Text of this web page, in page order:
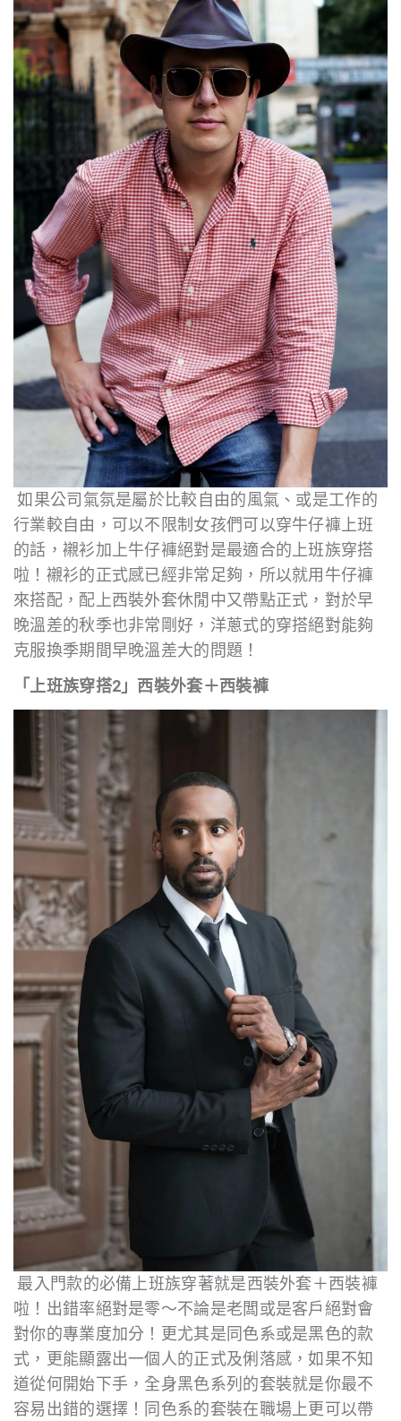
如果公司氣氛是屬於比較自由的風氣、或是工作的
行業較自由，可以不限制女孩們可以穿牛仔褲上班
的話，襯衫加上牛仔褲絕對是最適合的上班族穿搭
啦！襯衫的正式感已經非常足夠，所以就用牛仔褲
來搭配，配上西裝外套休閒中又帶點正式，對於早
晚溫差的秋季也非常剛好，洋蔥式的穿搭絕對能夠
克服換季期間早晚溫差大的問題！
「上班族穿搭2」西裝外套＋西裝褲
最入門款的必備上班族穿著就是西裝外套＋西裝褲
啦！出錯率絕對是零～不論是老闆或是客戶絕對會
對你的專業度加分！更尤其是同色系或是黑色的款
式，更能顯露出一個人的正式及俐落感，如果不知
道從何開始下手，全身黑色系列的套裝就是你最不
容易出錯的選擇！同色系的套裝在職場上更可以帶